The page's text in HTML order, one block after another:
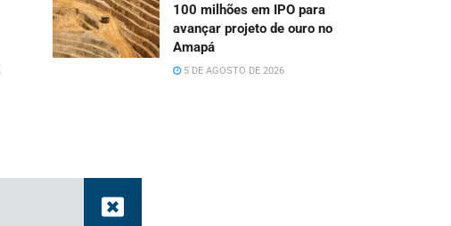
100 milhões em IPO para
avançar projeto de ouro no
Amapá
5 DE AGOSTO DE 2026